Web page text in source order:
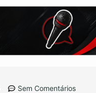
Sem Comentários